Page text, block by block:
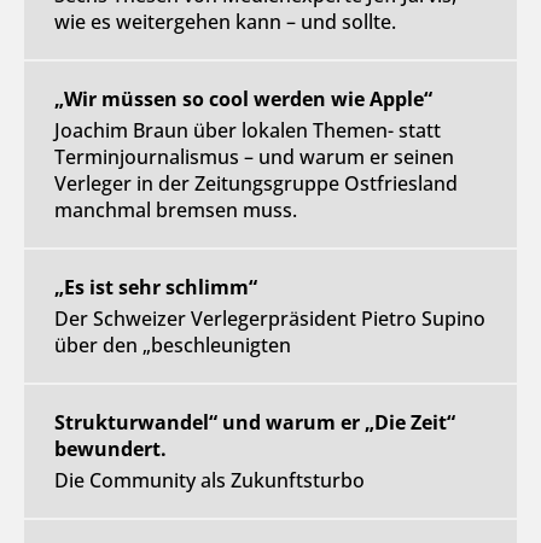
wie es weitergehen kann – und sollte.
„Wir müssen so cool werden wie Apple“
Joachim Braun über lokalen Themen- statt
Terminjournalismus – und warum er seinen
Verleger in der Zeitungsgruppe Ostfriesland
manchmal bremsen muss.
„Es ist sehr schlimm“
Der Schweizer Verlegerpräsident Pietro Supino
über den „beschleunigten
Strukturwandel“ und warum er „Die Zeit“
bewundert.
Die Community als Zukunftsturbo